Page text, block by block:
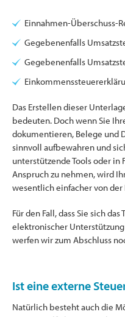
Einnahmen-Überschuss-
Gegebenenfalls
Gegebenenfalls
Das Erstellen dieser
bedeuten. Doch wenn Sie
dokumentieren, Belege und
sinnvoll aufbewahren und
unterstützende Tools oder
Anspruch zu nehmen, wird
wesentlich einfacher von der
Für den Fall, dass Sie sich
elektronischer
werfen wir zum Abschluss
Ist eine externe
Natürlich besteht auch die